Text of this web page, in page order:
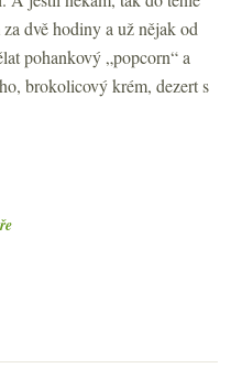
dvě hodiny a už nějak od
pohankový „popcorn“ a
brokolicový krém, dezert s